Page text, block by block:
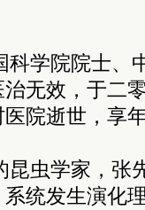
科学院院士、
无效，于二
院逝世，享
昆虫学家，张
统发生演化